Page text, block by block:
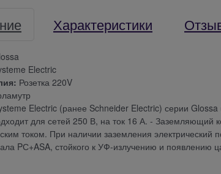
Характеристики
Electric
Розетка 220V
Electric (ранее Schneider Electric) серии
для сетей 250 В, на ток 16 А. - Заземляющий
током. При наличии заземления
PС+ASA, стойкого к УФ-излучению и